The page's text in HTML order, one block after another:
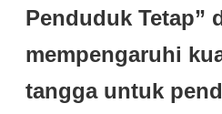
Penduduk Tetap”
mempengaruhi
tangga untuk